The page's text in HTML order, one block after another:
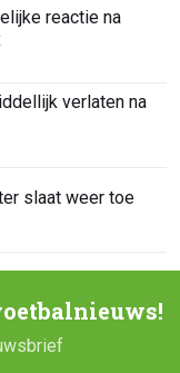
reactie na
verlaten na
slaat weer toe